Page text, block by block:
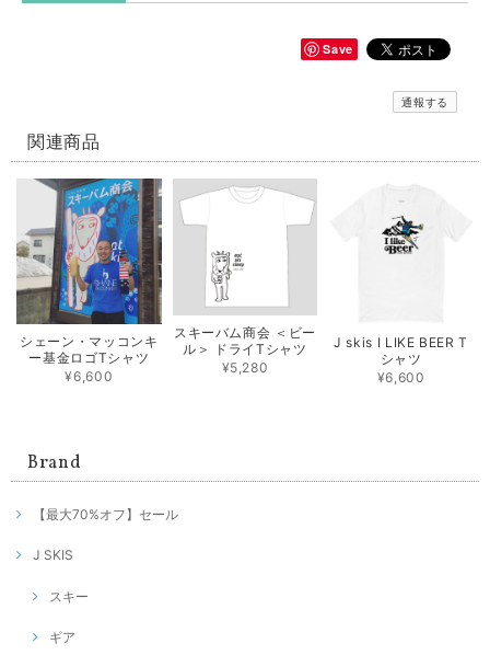
Save
通報する
関連商品
シェーン・マッコンキ
ー基金ロゴTシャツ
¥6,600
スキーバム商会 ＜ビー
ル＞ ドライTシャツ
¥5,280
J skis I LIKE BEER T
シャツ
¥6,600
Brand
【最大70%オフ】セール
J SKIS
スキー
ギア